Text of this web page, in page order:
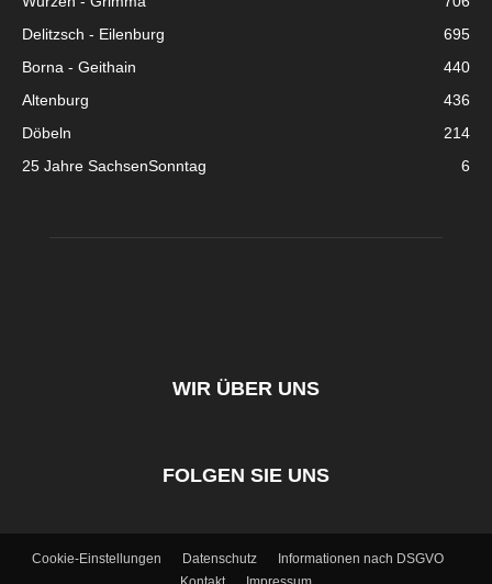
Delitzsch - Eilenburg
695
Borna - Geithain
440
Altenburg
436
Döbeln
214
25 Jahre SachsenSonntag
6
WIR ÜBER UNS
FOLGEN SIE UNS
Cookie-Einstellungen Datenschutz
Informationen nach DSGVO